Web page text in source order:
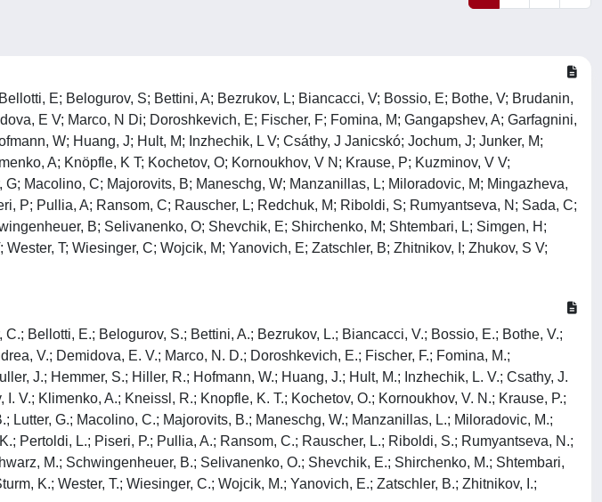
E; Belogurov, S; Bettini, A; Bezrukov, L; Biancacci, V; Bossio, E; Bothe, V; Brudanin,
E V; Marco, N Di; Doroshkevich, E; Fischer, F; Fomina, M; Gangapshev, A; Garfagnini,
W; Huang, J; Hult, M; Inzhechik, L V; Csáthy, J Janicskó; Jochum, J; Junker, M;
A; Knöpfle, K T; Kochetov, O; Kornoukhov, V N; Krause, P; Kuzminov, V V;
Macolino, C; Majorovits, B; Maneschg, W; Manzanillas, L; Miloradovic, M; Mingazheva,
P; Pullia, A; Ransom, C; Rauscher, L; Redchuk, M; Riboldi, S; Rumyantseva, N; Sada, C;
B; Selivanenko, O; Shevchik, E; Shirchenko, M; Shtembari, L; Simgen, H;
T; Wiesinger, C; Wojcik, M; Yanovich, E; Zatschler, B; Zhitnikov, I; Zhukov, S V;
Bellotti, E.; Belogurov, S.; Bettini, A.; Bezrukov, L.; Biancacci, V.; Bossio, E.; Bothe, V.;
V.; Demidova, E. V.; Marco, N. D.; Doroshkevich, E.; Fischer, F.; Fomina, M.;
J.; Hemmer, S.; Hiller, R.; Hofmann, W.; Huang, J.; Hult, M.; Inzhechik, L. V.; Csathy, J.
V.; Klimenko, A.; Kneissl, R.; Knopfle, K. T.; Kochetov, O.; Kornoukhov, V. N.; Krause, P.;
G.; Macolino, C.; Majorovits, B.; Maneschg, W.; Manzanillas, L.; Miloradovic, M.;
Pertoldi, L.; Piseri, P.; Pullia, A.; Ransom, C.; Rauscher, L.; Riboldi, S.; Rumyantseva, N.;
M.; Schwingenheuer, B.; Selivanenko, O.; Shevchik, E.; Shirchenko, M.; Shtembari,
K.; Wester, T.; Wiesinger, C.; Wojcik, M.; Yanovich, E.; Zatschler, B.; Zhitnikov, I.;